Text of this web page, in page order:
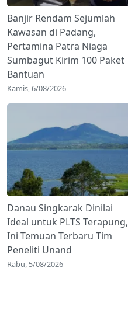
Banjir Rendam Sejumlah
Kawasan di Padang,
Pertamina Patra Niaga
Sumbagut Kirim 100 Paket
Bantuan
Kamis, 6/08/2026
Danau Singkarak Dinilai
Ideal untuk PLTS Terapung,
Ini Temuan Terbaru Tim
Peneliti Unand
Rabu, 5/08/2026